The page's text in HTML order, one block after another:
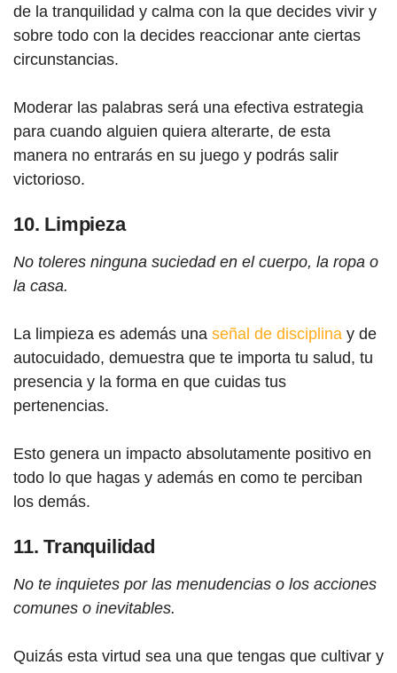
de la tranquilidad y calma con la que decides vivir y
sobre todo con la decides reaccionar ante ciertas
circunstancias.
Moderar las palabras será una efectiva estrategia
para cuando alguien quiera alterarte, de esta
manera no entrarás en su juego y podrás salir
victorioso.
10. Limpieza
No toleres ninguna suciedad en el cuerpo, la ropa o
la casa.
La limpieza es además una señal de disciplina y de
autocuidado, demuestra que te importa tu salud, tu
presencia y la forma en que cuidas tus
pertenencias.
Esto genera un impacto absolutamente positivo en
todo lo que hagas y además en como te perciban
los demás.
11. Tranquilidad
No te inquietes por las menudencias o los acciones
comunes o inevitables.
Quizás esta virtud sea una que tengas que cultivar y